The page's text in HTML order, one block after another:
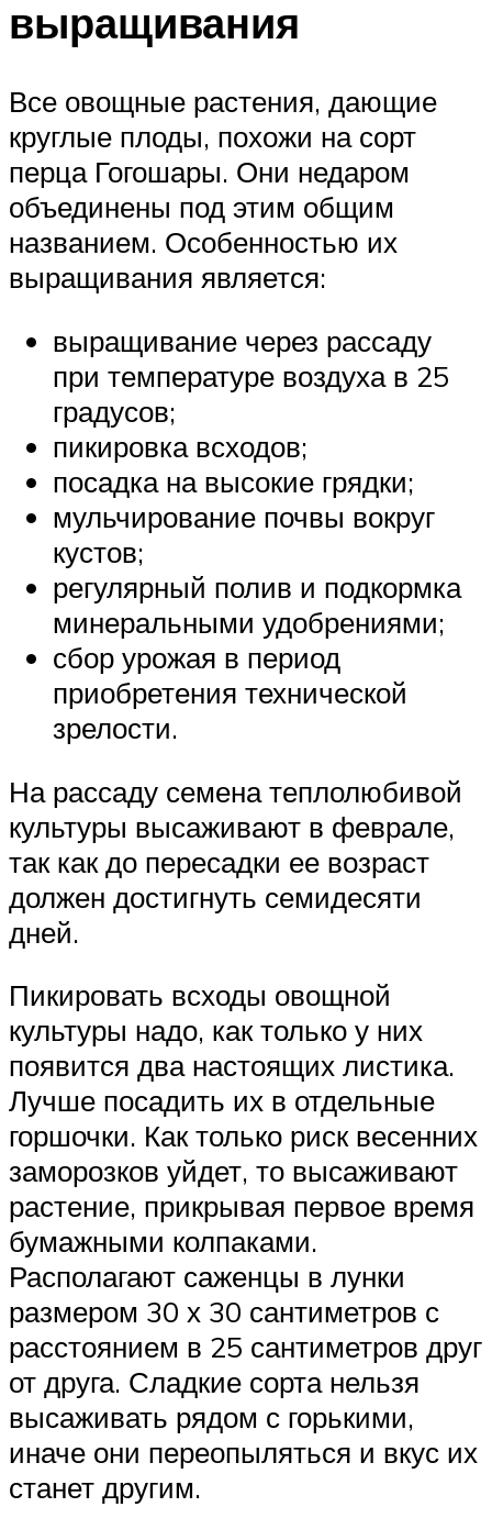
выращивания
Все овощные растения, дающие
круглые плоды, похожи на сорт
перца Гогошары. Они недаром
объединены под этим общим
названием. Особенностью их
выращивания является:
выращивание через рассаду
при температуре воздуха в 25
градусов;
пикировка всходов;
посадка на высокие грядки;
мульчирование почвы вокруг
кустов;
регулярный полив и подкормка
минеральными удобрениями;
сбор урожая в период
приобретения технической
зрелости.
На рассаду семена теплолюбивой
культуры высаживают в феврале,
так как до пересадки ее возраст
должен достигнуть семидесяти
дней.
Пикировать всходы овощной
культуры надо, как только у них
появится два настоящих листика.
Лучше посадить их в отдельные
горшочки. Как только риск весенних
заморозков уйдет, то высаживают
растение, прикрывая первое время
бумажными колпаками.
Располагают саженцы в лунки
размером 30 х 30 сантиметров с
расстоянием в 25 сантиметров друг
от друга. Сладкие сорта нельзя
высаживать рядом с горькими,
иначе они переопыляться и вкус их
станет другим.